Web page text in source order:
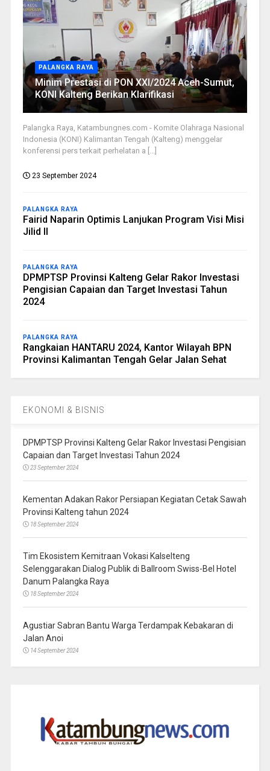
PALANGKA RAYA
Minim Prestasi di PON XXI/2024 Aceh-Sumut,
KONI Kalteng Berikan Klarifikasi
Palangka Raya, Katambungnes.com - Komite Olahraga Nasional
Indonesia (KONI) Kalimantan Tengah (Kalteng) menggelar
konferensi pers terkait perhelatan a [...]
23 September 2024
PALANGKA RAYA
Fairid Naparin Optimis Lanjukan Program Visi Misi
Jilid II
PALANGKA RAYA
DPMPTSP Provinsi Kalteng Gelar Rakor Investasi
Pengisian Capaian dan Target Investasi Tahun
2024
PALANGKA RAYA
Rangkaian HANTARU 2024, Kantor Wilayah BPN
Provinsi Kalimantan Tengah Gelar Jalan Sehat
EKONOMI & BISNIS
DPMPTSP Provinsi Kalteng Gelar Rakor Investasi Pengisian
Capaian dan Target Investasi Tahun 2024
23 September 2024
Kementan Adakan Rakor Persiapan Kegiatan Cetak Sawah
Provinsi Kalteng tahun 2024
18 September 2024
Tim Ekosistem Kemitraan Vokasi Kalselteng
Selenggarakan Dialog Publik di Ballroom Swiss-Bel Hotel
Danum Palangka Raya
18 September 2024
Agustiar Sabran Bantu Warga Terdampak Kebakaran di
Jalan Anoi
14 September 2024